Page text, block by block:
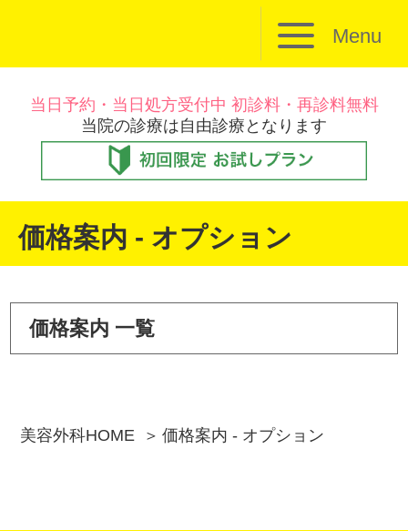
Menu
当日予約・当日処方受付中 初診料・再診料無料
当院の診療は自由診療となります
価格案内 - オプション
価格案内 一覧
美容外科HOME 価格案内 - オプション